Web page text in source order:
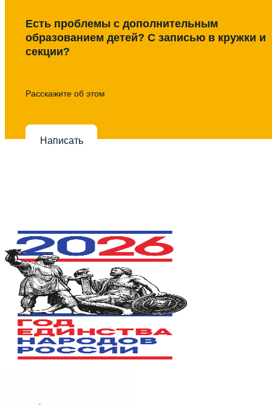
Есть проблемы с дополнительным
образованием детей? С записью в кружки и
секции?
Расскажите об этом
Написать